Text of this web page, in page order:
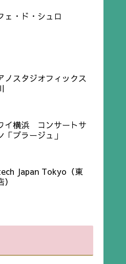
ェ・ド・シュロ
ノスタジオフィックス
イ横浜 コンサートサ
「プラージュ」
Japan Tokyo（東